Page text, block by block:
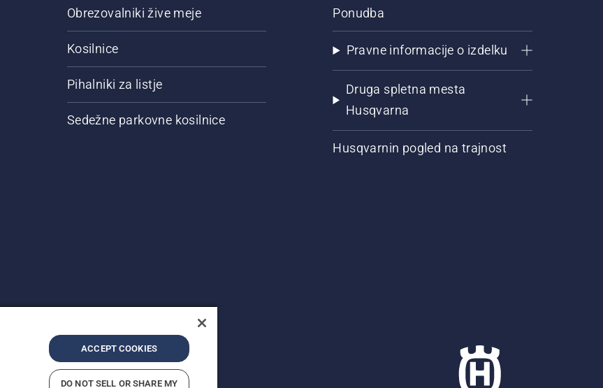
Obrezovalniki žive meje
Kosilnice
Pihalniki za listje
Sedežne parkovne kosilnice
Ponudba
Pravne informacije o izdelku
Druga spletna mesta
Husqvarna
Husqvarnin pogled na trajnost
ACCEPT COOKIES
DO NOT SELL OR SHARE MY